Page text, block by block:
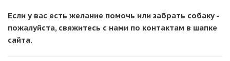
Если у вас есть желание помочь или забрать собаку -
пожалуйста, свяжитесь с нами по контактам в шапке
сайта.